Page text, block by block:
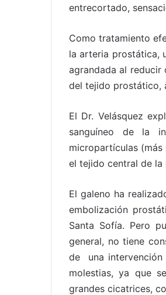
entrecortado,
Como tratamiento
la arteria prostática,
agrandada al
del tejido prostático,
El Dr. Velásquez
sanguíneo de la
micropartículas (más
el tejido central de la
El galeno ha
embolización
Santa Sofía. Pero
general, no tiene
de una intervención
molestias, ya que
grandes cicatrices,